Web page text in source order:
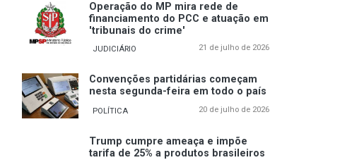
Operação do MP mira rede de
financiamento do PCC e atuação em
'tribunais do crime'
JUDICIÁRIO 21 de julho de 2026
Convenções partidárias começam
nesta segunda-feira em todo o país
POLÍTICA 20 de julho de 2026
Trump cumpre ameaça e impõe
tarifa de 25% a produtos brasileiros